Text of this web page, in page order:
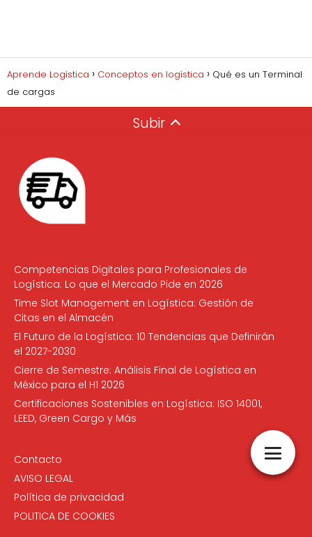
Aprende Logística Conceptos en logística
Qué es un Terminal
de cargas
Subir
Competencias Digitales para Profesionales de
Logística: Lo que el Mercado Pide en 2026
Time Slot Management en Logística: Gestión de
Citas en el Almacén
El Futuro de la Logística: 10 Tendencias que Definirán
el 2027-2030
Cierre de Semestre: Análisis Final de Logística en
México para el H1 2026
Certificaciones Sostenibles en Logística: ISO 14001,
LEED, Green Cargo y Más
Contacto
AVISO LEGAL
Política de privacidad
POLITICA DE COOKIES